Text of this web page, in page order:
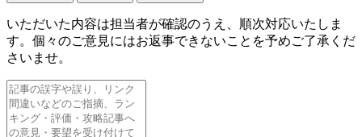
いただいた内容は担当者が確認のうえ、順次対応いたしま
す。個々のご意見にはお返事できないことを予めご了承くだ
さいませ。